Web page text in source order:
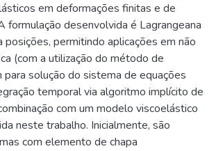
em deformações finitas e de
formulação desenvolvida é Lagrangeana
permitindo aplicações em não
(com a utilização do método de
solução do sistema de equações
temporal via algoritmo implícito de
com um modelo viscoelástico
neste trabalho. Inicialmente, são
com elemento de chapa